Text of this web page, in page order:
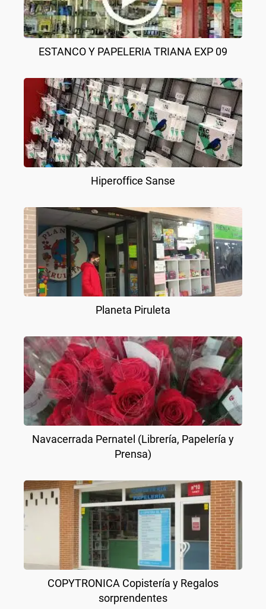
ESTANCO Y PAPELERIA TRIANA EXP 09
Hiperoffice Sanse
Planeta Piruleta
Navacerrada Pernatel (Librería, Papelería y
Prensa)
COPYTRONICA Copistería y Regalos
sorprendentes